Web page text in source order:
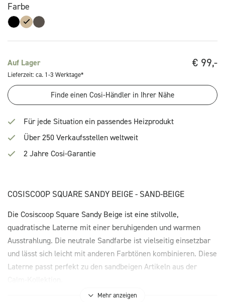
Farbe
€ 99,-
Auf Lager
Lieferzeit: ca. 1-3 Werktage*
Finde einen Cosi-Händler in Ihrer Nähe
Für jede Situation ein passendes Heizprodukt
Über 250 Verkaufsstellen weltweit
2 Jahre Cosi-Garantie
COSISCOOP SQUARE SANDY BEIGE - SAND-BEIGE
Die Cosiscoop Square Sandy Beige ist eine stilvolle,
quadratische Laterne mit einer beruhigenden und warmen
Ausstrahlung. Die neutrale Sandfarbe ist vielseitig einsetzbar
und lässt sich leicht mit anderen Farbtönen kombinieren. Diese
Laterne passt perfekt zu den sandbeigen Artikeln aus der
Mehr anzeigen